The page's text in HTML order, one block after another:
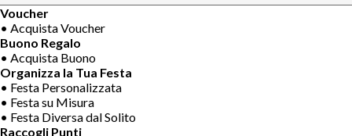
Voucher
• Acquista Voucher
Buono Regalo
• Acquista Buono
Organizza la Tua Festa
• Festa Personalizzata
• Festa su Misura
• Festa Diversa dal Solito
Raccogli Punti